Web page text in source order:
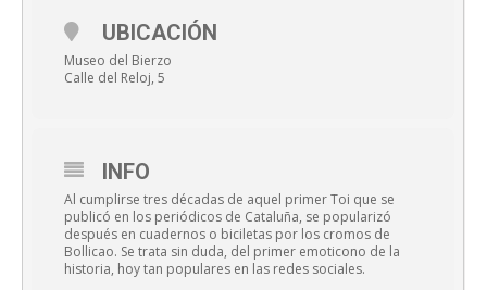
UBICACIÓN
Museo del Bierzo
Calle del Reloj, 5
INFO
Al cumplirse tres décadas de aquel primer Toi que se
publicó en los periódicos de Cataluña, se popularizó
después en cuadernos o biciletas por los cromos de
Bollicao. Se trata sin duda, del primer emoticono de la
historia, hoy tan populares en las redes sociales.